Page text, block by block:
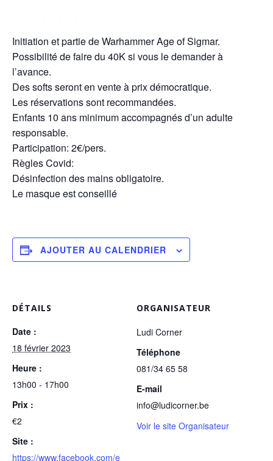
Initiation et partie de Warhammer Age of Sigmar.
Possibilité de faire du 40K si vous le demander à
l’avance.
Des softs seront en vente à prix démocratique.
Les réservations sont recommandées.
Enfants 10 ans minimum accompagnés d’un adulte
responsable.
Participation: 2€/pers.
Règles Covid:
Désinfection des mains obligatoire.
Le masque est conseillé
AJOUTER AU CALENDRIER
DÉTAILS
Date :
18 février 2023
Heure :
13h00 - 17h00
Prix :
€2
Site :
https://www.facebook.com/e
ORGANISATEUR
Ludi Corner
Téléphone
081/34 65 58
E-mail
info@ludicorner.be
Voir le site Organisateur